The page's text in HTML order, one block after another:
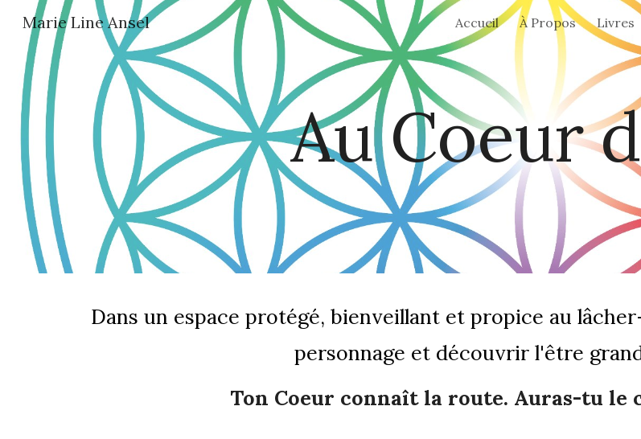
Skip to main content
Marie Line Ansel Accueil À Propos Livres
Au Coeur
Dans un espace protégé, bienveillant et propice au
personnage et découvrir l'être
Ton Coeur connaît la route. Auras-tu le